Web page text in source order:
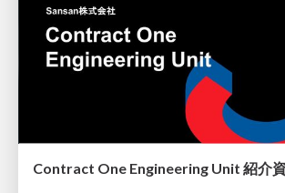
Contract One Engineering Unit 紹介